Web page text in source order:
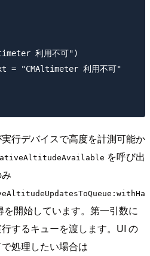
利用不可")
= "CMAltimeter 利用不可"
行デバイスで高度を計測可能か
を呼び出
を開始しています。第一引数に
するキューを渡します。UI の
処理したい場合は